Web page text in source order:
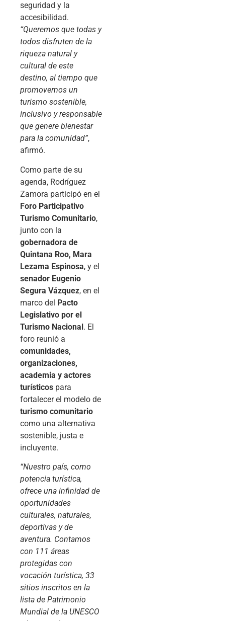
seguridad y la
accesibilidad.
“Queremos que todas y
todos disfruten de la
riqueza natural y
cultural de este
destino, al tiempo que
promovemos un
turismo sostenible,
inclusivo y responsable
que genere bienestar
para la comunidad”,
afirmó.
Como parte de su
agenda, Rodríguez
Zamora participó en el
Foro Participativo
Turismo Comunitario,
junto con la
gobernadora de
Quintana Roo, Mara
Lezama Espinosa, y el
senador Eugenio
Segura Vázquez, en el
marco del Pacto
Legislativo por el
Turismo Nacional. El
foro reunió a
comunidades,
organizaciones,
academia y actores
turísticos para
fortalecer el modelo de
turismo comunitario
como una alternativa
sostenible, justa e
incluyente.
“Nuestro país, como
potencia turística,
ofrece una infinidad de
oportunidades
culturales, naturales,
deportivas y de
aventura. Contamos
con 111 áreas
protegidas con
vocación turística, 33
sitios inscritos en la
lista de Patrimonio
Mundial de la UNESCO